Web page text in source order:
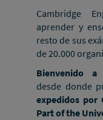
Cambridge
aprender y
resto de sus
de 20.000
Bienvenido a
desde donde
expedidos por
Part of the